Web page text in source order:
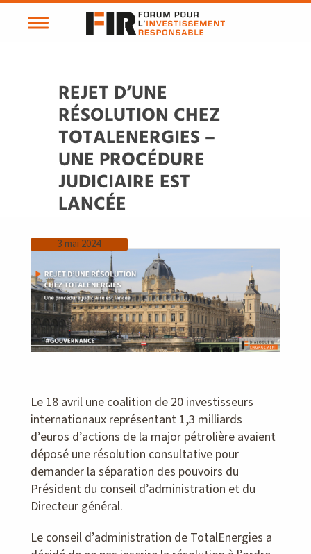
REJET D’UNE
RÉSOLUTION CHEZ
TOTALENERGIES –
UNE PROCÉDURE
JUDICIAIRE EST
LANCÉE
3 mai 2024
Le 18 avril une coalition de 20 investisseurs
internationaux représentant 1,3 milliards
d’euros d’actions de la major pétrolière avaient
déposé une résolution consultative pour
demander la séparation des pouvoirs du
Président du conseil d’administration et du
Directeur général.
Le conseil d’administration de TotalEnergies a